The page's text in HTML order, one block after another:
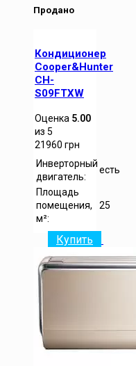
Продано
Кондиционер
Cooper&Hunter
CH-
S09FTXW
Оценка 5.00
из 5
21960 грн
Инверторный
двигатель:
есть
Площадь
помещения,
м²:
25
Купить